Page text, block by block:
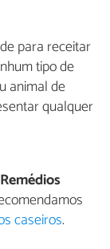
para receitar
tipo de
animal de
qualquer
Remédios
caseiros.